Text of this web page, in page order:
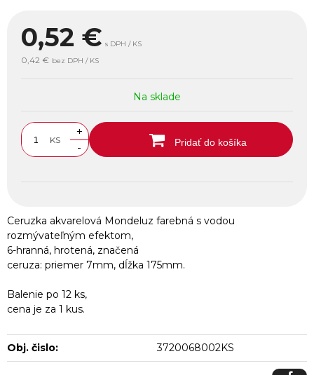
0,52 € s DPH / KS
0,42 € bez DPH / KS
Na sklade
KS
+
-
Pridať do košíka
Ceruzka akvarelová Mondeluz farebná s vodou
rozmývateľným efektom,
6-hranná, hrotená, značená
ceruza: priemer 7mm, dĺžka 175mm.
Balenie po 12 ks,
cena je za 1 kus.
Obj. čislo: 3720068002KS